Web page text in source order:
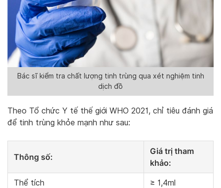
Bác sĩ kiểm tra chất lượng tinh trùng qua xét nghiệm tinh
dịch đồ
Theo Tổ chức Y tế thế giới WHO 2021, chỉ tiêu đánh giá
để tinh trùng khỏe mạnh như sau:
Thông số:
Giá trị tham
khảo:
Thể tích ≥ 1,4ml